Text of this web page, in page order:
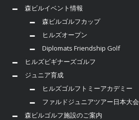
森ビルイベント情報
森ビルゴルフカップ
ヒルズオープン
Diplomats Friendship Golf
ヒルズビギナーズゴルフ
ジュニア育成
ヒルズゴルフトミーアカデミー
ファルドジュニアツアー日本大会
森ビルゴルフ施設のご案内